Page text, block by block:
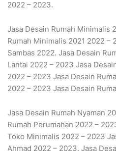
2022 – 2023.
Jasa Desain Rumah Minimalis
Rumah Minimalis 2021 2022 –
Sambas 2022. Jasa Desain
Lantai 2022 – 2023 Jasa
2022 – 2023 Jasa Desain
2022 – 2023 Jasa Desain
Jasa Desain Rumah Nyaman
Rumah Perumahan 2022 –
Toko Minimalis 2022 – 2023
Ahmad 2022 – 2023. Jasa